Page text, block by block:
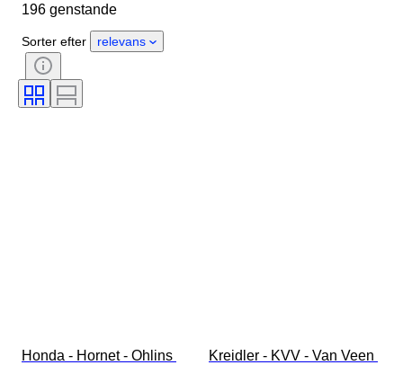
Ekstra tilbehør
Registreringspapirer
CoC (overensstemmelsescertifikat)
Original/ kopi
196 genstande
Sorter efter relevans
Honda - Hornet - Ohlins
Kreidler - KVV - Van Veen